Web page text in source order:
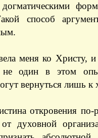
способ
меня ко Христу,
один в этом
вернуться лишь к
откровения по-
от духовной